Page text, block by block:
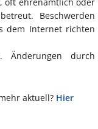
Beschwerden
dem Internet richten
Änderungen durch
aktuell? Hier